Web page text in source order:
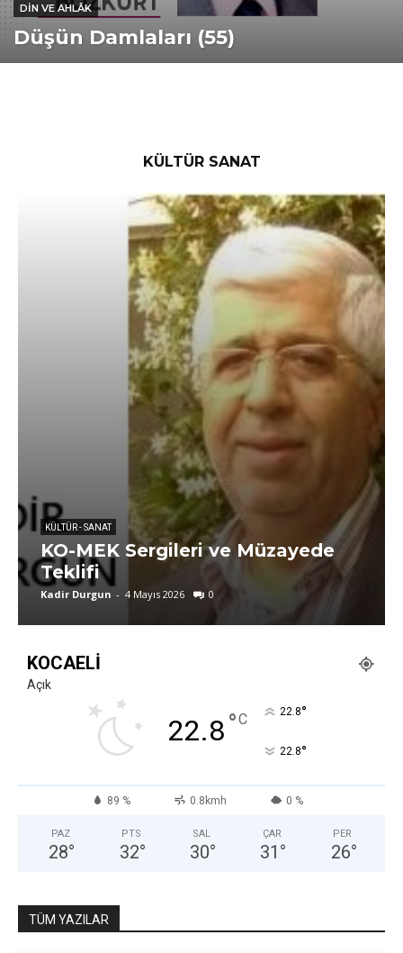
DIN VE AHLÂK
Düşün Damlaları (55)
KÜLTÜR SANAT
KÜLTÜR - SANAT
KO-MEK Sergileri ve Müzayede
Teklifi
Kadir Durgun - 4 Mayıs 2026 0
KOCAELI
Açık
22.8°C 22.8°
22.8°
89 % 0.8kmh 0 %
PAZ
28°
PTS
32°
SAL
30°
ÇAR
31 °
PER
26°
TÜM YAZILAR